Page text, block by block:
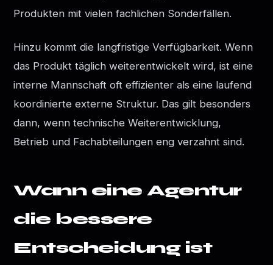
Produkten mit vielen fachlichen Sonderfällen.
Hinzu kommt die langfristige Verfügbarkeit. Wenn
das Produkt täglich weiterentwickelt wird, ist eine
interne Mannschaft oft effizienter als eine laufend
koordinierte externe Struktur. Das gilt besonders
dann, wenn technische Weiterentwicklung,
Betrieb und Fachabteilungen eng verzahnt sind.
Wann eine Agentur
die bessere
Entscheidung ist